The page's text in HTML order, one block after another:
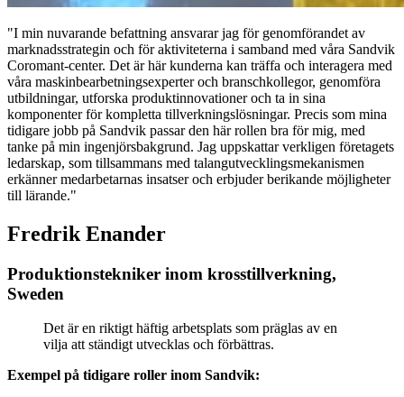
"I min nuvarande befattning ansvarar jag för genomförandet av
marknadsstrategin och för aktiviteterna i samband med våra Sandvik
Coromant-center. Det är här kunderna kan träffa och interagera med
våra maskinbearbetningsexperter och branschkollegor, genomföra
utbildningar, utforska produktinnovationer och ta in sina
komponenter för kompletta tillverkningslösningar. Precis som mina
tidigare jobb på Sandvik passar den här rollen bra för mig, med
tanke på min ingenjörsbakgrund. Jag uppskattar verkligen företagets
ledarskap, som tillsammans med talangutvecklingsmekanismen
erkänner medarbetarnas insatser och erbjuder berikande möjligheter
till lärande."
Fredrik Enander
Produktionstekniker inom krosstillverkning,
Sweden
Det är en riktigt häftig arbetsplats som präglas av en
vilja att ständigt utvecklas och förbättras.
Exempel på tidigare roller inom Sandvik: